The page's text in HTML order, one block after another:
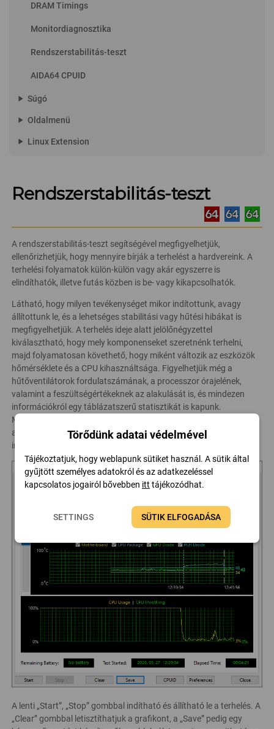
DRAM Timings
Monitordiagnosztika
Rendszerstabilitás-teszt
AIDA64 CPUID
play_arrow Súgó
play_arrow Oldalmenü
play_arrow Linux Extension
Rendszerstabilitás-teszt
A rendszerstabilitás-teszt segítségével megfigyelhetjük,
ellenőrizhetjük, hogy mennyire bírják a terhelést a hardvereink. A
terhelési folyamatok külön-külön vagy akár egyszerre is
elindíthatók, illetve futás közben is be- vagy kikapcsolhatók.
Látható, hogy milyen tevékenységet mikor indítottunk, avagy
állítottunk le, és a lehetséges stabilitási vagy hűtési hibákat is
megfigyelhetjük. A terhelés ideje alatt jelölőnégyzettel
kiválasztható, hogy mely komponenseket szeretnénk terhelni,
majd folyamatosan követhető, hogy miként változik az eszközök
hőmérséklete és a CPU kihasználtsága. Figyelhetjük még a
hűtőventilátorok fordulatszámának, a processzor órajelének,
valamint a feszültségértékeknek az alakulását is, és mindezen
információkról egy táblázatszerű statisztikát is kapunk.
Mindeközben láthatjuk az akku töltöttségi szintjét – már
amennyiben van akkumulátor a számítógépben –, a teszt
indításának idejét és az indítás óta eltelt időt.
A lenti „Start”, „Stop” gombbal indítható és állítható le a terhelés. A
„Clear” gombbal letisztíthatjuk a grafikont, a „Save” pedig egy
Törődünk adatai védelmével
Tájékoztatjuk, hogy weblapunk sütiket használ. A sütik által
gyűjtött személyes adatokról és az adatkezeléssel
kapcsolatos jogairól bővebben itt tájékozódhat.
SETTINGS SÜTIK ELFOGADÁSA